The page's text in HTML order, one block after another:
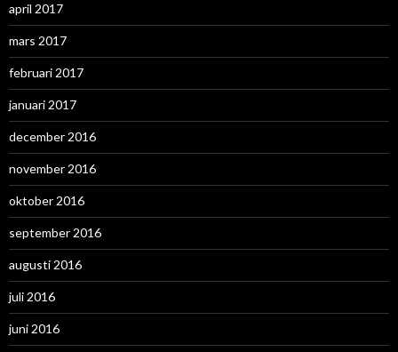
april 2017
mars 2017
februari 2017
januari 2017
december 2016
november 2016
oktober 2016
september 2016
augusti 2016
juli 2016
juni 2016